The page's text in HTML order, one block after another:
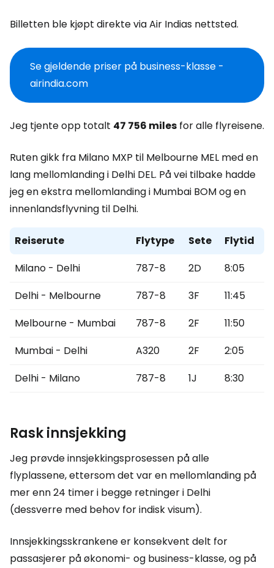
Billetten ble kjøpt direkte via Air Indias nettsted.
Se gjeldende priser på business-klasse -
airindia.com
Jeg tjente opp totalt 47 756 miles for alle flyreisene.
Ruten gikk fra Milano MXP til Melbourne MEL med en
lang mellomlanding i Delhi DEL. På vei tilbake hadde
jeg en ekstra mellomlanding i Mumbai BOM og en
innenlandsflyvning til Delhi.
Reiserute Flytype Sete
Flytid
Milano - Delhi
787-8 2D
8:05
Delhi - Melbourne
787-8 3F
11:45
Melbourne - Mumbai
787-8 2F
11:50
Mumbai - Delhi
A320 2F
2:05
Delhi - Milano
787-8 1J 8:30
Rask innsjekking
Jeg prøvde innsjekkingsprosessen på alle
flyplassene, ettersom det var en mellomlanding på
mer enn 24 timer i begge retninger i Delhi
(dessverre med behov for indisk visum).
Innsjekkingsskrankene er konsekvent delt for
passasjerer på økonomi- og business-klasse, og på